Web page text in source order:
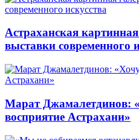
Астраханская
выставки современного
Марат Джамалетдинов:
восприятие Астрахани»